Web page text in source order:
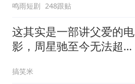
鸣雨短剧 248跟贴
这其实是一部讲父爱的电
影，周星驰至今无法超越
搞笑米